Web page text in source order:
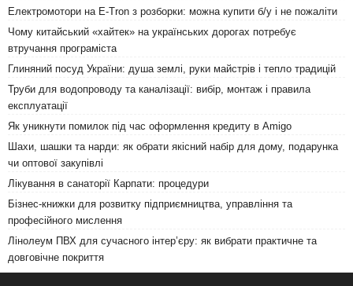
Електромотори на E-Tron з розборки: можна купити б/у і не пожаліти
Чому китайський «хайтек» на українських дорогах потребує
втручання програміста
Глиняний посуд України: душа землі, руки майстрів і тепло традицій
Труби для водопроводу та каналізації: вибір, монтаж і правила
експлуатації
Як уникнути помилок під час оформлення кредиту в Amigo
Шахи, шашки та нарди: як обрати якісний набір для дому, подарунка
чи оптової закупівлі
Лікування в санаторії Карпати: процедури
Бізнес-книжки для розвитку підприємництва, управління та
професійного мислення
Лінолеум ПВХ для сучасного інтер’єру: як вибрати практичне та
довговічне покриття